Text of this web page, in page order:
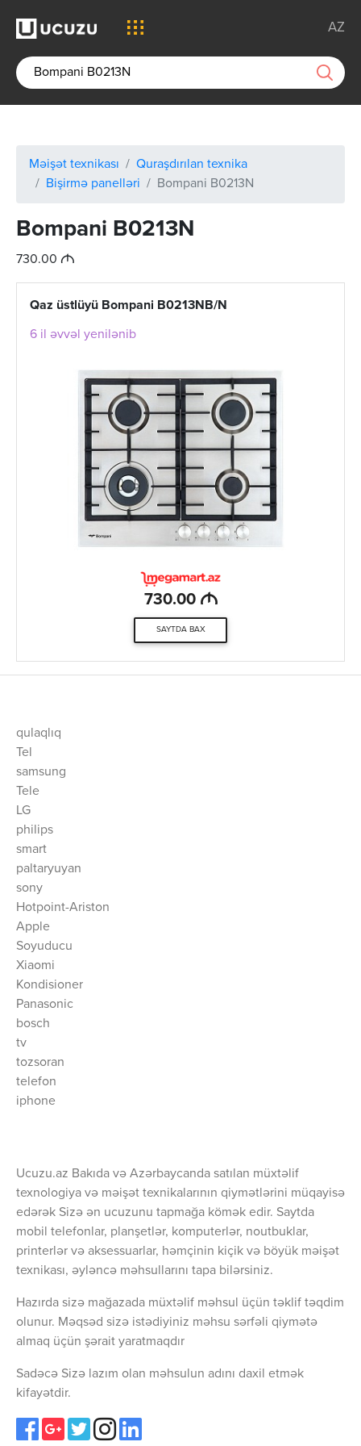
AZ
Məişət texnikası
Quraşdırılan texnika
Bişirmə panelləri
Bompani B0213N
Bompani B0213N
730.00 M
Qaz üstlüyü Bompani B0213NB/N
6 il əvvəl yenilənib
730.00 M
SAYTDA BAX
qulaqlıq
Tel
samsung
Tele
LG
philips
smart
paltaryuyan
sony
Hotpoint-Ariston
Apple
Soyuducu
Xiaomi
Kondisioner
Panasonic
bosch
tv
tozsoran
telefon
iphone
Ucuzu.az Bakıda və Azərbaycanda satılan müxtəlif
texnologiya və məişət texnikalarının qiymətlərini müqayisə
edərək Sizə ən ucuzunu tapmağa kömək edir. Saytda
mobil telefonlar, planşetlər, komputerlər, noutbuklar,
printerlər və aksessuarlar, həmçinin kiçik və böyük məişət
texnikası, əyləncə məhsullarını tapa bilərsiniz.
Hazırda sizə mağazada müxtəlif məhsul üçün təklif təqdim
olunur. Məqsəd sizə istədiyiniz məhsu sərfəli qiymətə
almaq üçün şərait yaratmaqdır
Sadəcə Sizə lazım olan məhsulun adını daxil etmək
kifayətdir.